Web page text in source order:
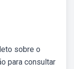
sobre o
para consultar